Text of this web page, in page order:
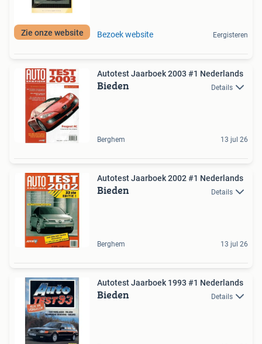
Zie onze website Bezoek website Eergisteren
Autotest Jaarboek 2003 #1 Nederlands
Bieden Details
Berghem 13 jul 26
Autotest Jaarboek 2002 #1 Nederlands
Bieden Details
Berghem 13 jul 26
Autotest Jaarboek 1993 #1 Nederlands
Bieden Details